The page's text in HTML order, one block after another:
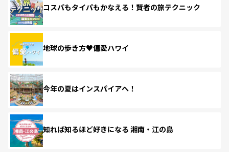
コスパもタイパもかなえる！賢者の旅テクニック
地球の歩き方♥偏愛ハワイ
今年の夏はインスパイアへ！
知れば知るほど好きになる 湘南・江の島